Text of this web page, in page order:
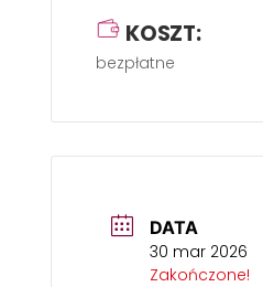
KOSZT:
bezpłatne
DATA
30 mar 2026
Zakończone!